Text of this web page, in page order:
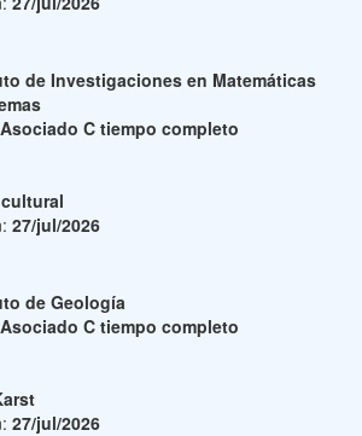
de Investigaciones en Matemáticas
C tiempo completo
27/jul/2026
de Geología
C tiempo completo
27/jul/2026